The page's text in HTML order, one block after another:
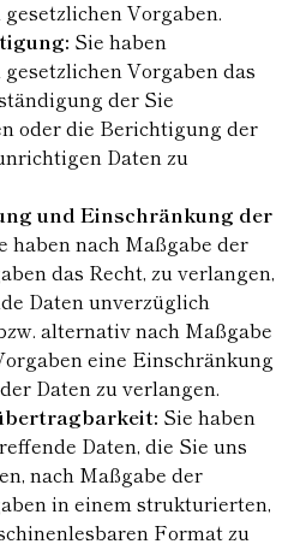
Vorgaben.
Sie haben
Vorgaben das
der Sie
oder die Berichtigung der
Daten zu
und Einschränkung der
haben nach Maßgabe der
das Recht, zu verlangen,
Daten unverzüglich
alternativ nach Maßgabe
eine Einschränkung
Daten zu verlangen.
Sie haben
Daten, die Sie uns
nach Maßgabe der
in einem strukturierten,
Format zu